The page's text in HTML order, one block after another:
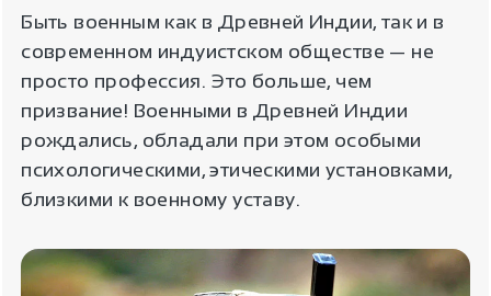
Быть военным как в Древней Индии, так и в
современном индуистском обществе — не
просто профессия. Это больше, чем
призвание! Военными в Древней Индии
рождались, обладали при этом особыми
психологическими, этическими установками,
близкими к военному уставу.